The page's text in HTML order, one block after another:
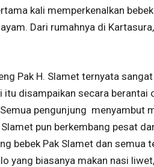
kali memperkenalkan
Dari rumahnya di
Pak H. Slamet ternyata
itu disampaikan secara berantai
pengunjung menyambut
Slamet pun berkembang pesat
bebek Pak Slamet dan semua
yang biasanya makan nasi